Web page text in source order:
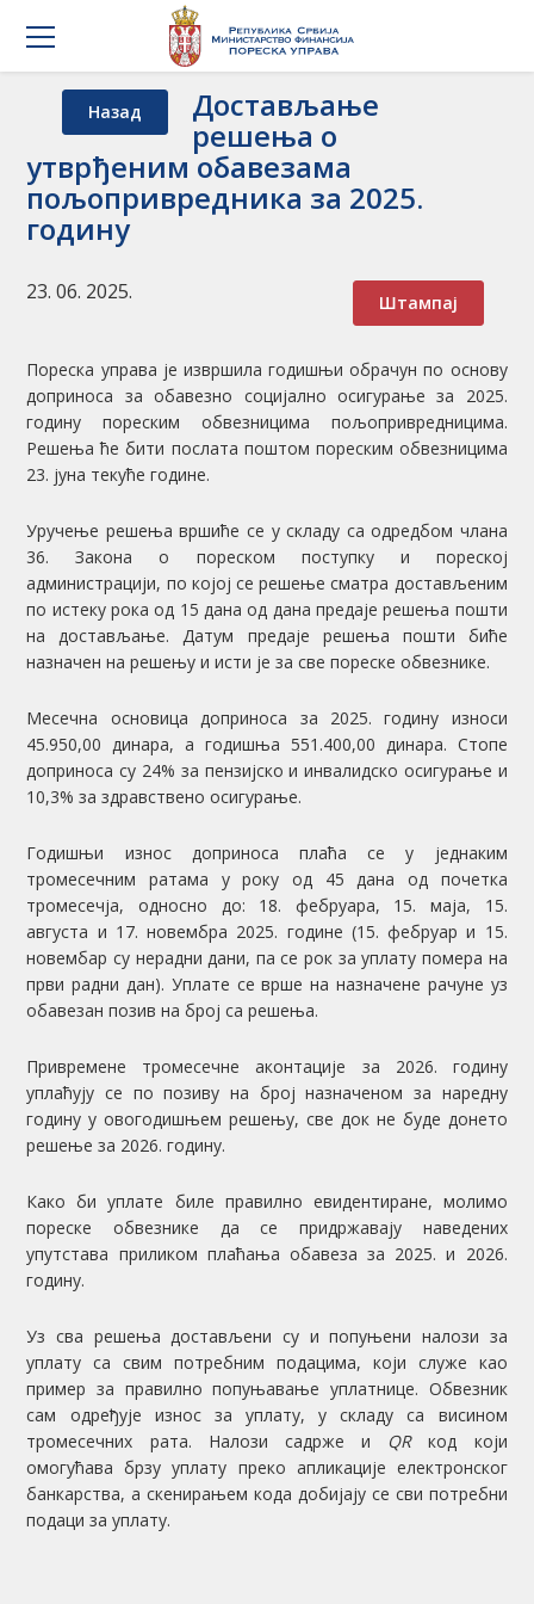
Назад Достављање
решења о
утврђеним обавезама
пољопривредника за 2025.
годину
Штампај
23. 06. 2025.
Пореска управа је извршила годишњи обрачун по основу
доприноса за обавезно социјално осигурање за 2025.
годину пореским обвезницима пољопривредницима.
Решења ће бити послата поштом пореским обвезницима
23. јуна текуће године.
Уручење решења вршиће се у складу са одредбом члана
36. Закона о пореском поступку и пореској
администрацији, по којој се решење сматра достављеним
по истеку рока од 15 дана од дана предаје решења пошти
на достављање. Датум предаје решења пошти биће
назначен на решењу и исти је за све пореске обвезнике.
Месечна основица доприноса за 2025. годину износи
45.950,00 динара, а годишња 551.400,00 динара. Стопе
доприноса су 24% за пензијско и инвалидско осигурање и
10,3% за здравствено осигурање.
Годишњи износ доприноса плаћа се у једнаким
тромесечним ратама у року од 45 дана од почетка
тромесечја, односно до: 18. фебруара, 15. маја, 15.
августа и 17. новембра 2025. године (15. фебруар и 15.
новембар су нерадни дани, па се рок за уплату помера на
први радни дан). Уплате се врше на назначене рачуне уз
обавезан позив на број са решења.
Привремене тромесечне аконтације за 2026. годину
уплаћују се по позиву на број назначеном за наредну
годину у овогодишњем решењу, све док не буде донето
решење за 2026. годину.
Како би уплате биле правилно евидентиране, молимо
пореске обвезнике да се придржавају наведених
упутстава приликом плаћања обавеза за 2025. и 2026.
годину.
Уз сва решења достављени су и попуњени налози за
уплату са свим потребним подацима, који служе као
пример за правилно попуњавање уплатнице. Обвезник
сам одређује износ за уплату, у складу са висином
тромесечних рата. Налози садрже и QRкод који
омогућава брзу уплату преко апликације електронског
банкарства, а скенирањем кода добијају се сви потребни
подаци за уплату.